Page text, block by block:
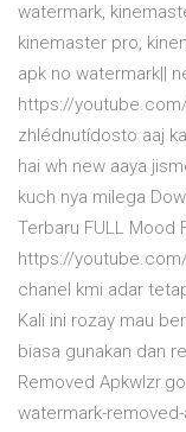
watermark,
kinemaster pro,
apk no watermark||
https://
zhlédnutídosto aaj
hai wh new aaya
kuch nya milega
Terbaru FULL Mood
https://
chanel kmi adar
Kali ini rozay mau
biasa gunakan dan
Removed
watermark-